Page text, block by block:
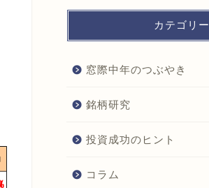
カテゴリー
窓際中年のつぶやき
銘柄研究
投資成功のヒント
コラム